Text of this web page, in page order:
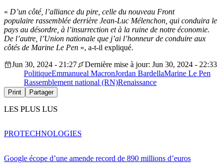
« D’un côté, l’alliance du pire, celle du nouveau Front
populaire rassemblée derrière Jean-Luc Mélenchon, qui conduira le
pays au désordre, à l’insurrection et à la ruine de notre économie.
De l’autre, l’Union nationale que j’ai l’honneur de conduire aux
côtés de Marine Le Pen », a-t-il expliqué.
Jun 30, 2024 - 21:27
Dernière mise à jour: Jun 30, 2024 - 22:33
PolitiqueEmmanueal MacronJordan BardellaMarine Le Pen
Rassemblement national (RN)Renaissance
Print Partager
LES PLUS LUS
Google écope d’une amende record de 890 millions d’euros
PROTECHNOLOGIES